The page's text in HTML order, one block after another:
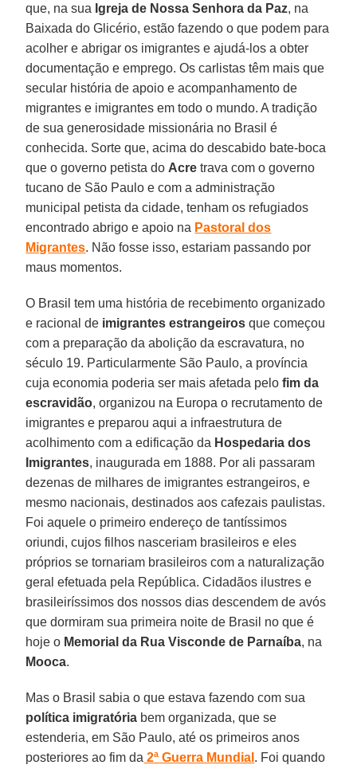
que, na sua Igreja de Nossa Senhora da Paz, na
Baixada do Glicério, estão fazendo o que podem para
acolher e abrigar os imigrantes e ajudá-los a obter
documentação e emprego. Os carlistas têm mais que
secular história de apoio e acompanhamento de
migrantes e imigrantes em todo o mundo. A tradição
de sua generosidade missionária no Brasil é
conhecida. Sorte que, acima do descabido bate-boca
que o governo petista do Acre trava com o governo
tucano de São Paulo e com a administração
municipal petista da cidade, tenham os refugiados
encontrado abrigo e apoio na Pastoral dos
Migrantes. Não fosse isso, estariam passando por
maus momentos.
O Brasil tem uma história de recebimento organizado
e racional de imigrantes estrangeiros que começou
com a preparação da abolição da escravatura, no
século 19. Particularmente São Paulo, a província
cuja economia poderia ser mais afetada pelofim da
escravidão, organizou na Europa o recrutamento de
imigrantes e preparou aqui a infraestrutura de
acolhimento com a edificação da Hospedaria dos
Imigrantes, inaugurada em 1888. Por ali passaram
dezenas de milhares de imigrantes estrangeiros, e
mesmo nacionais, destinados aos cafezais paulistas.
Foi aquele o primeiro endereço de tantíssimos
oriundi, cujos filhos nasceriam brasileiros e eles
próprios se tornariam brasileiros com a naturalização
geral efetuada pela República. Cidadãos ilustres e
brasileiríssimos dos nossos dias descendem de avós
que dormiram sua primeira noite de Brasil no que é
hoje o Memorial da Rua Visconde de Parnaíba, na
Mooca.
Mas o Brasil sabia o que estava fazendo com sua
política imigratória bem organizada, que se
estenderia, em São Paulo, até os primeiros anos
posteriores ao fim da 2ª Guerra Mundial . Foi quando